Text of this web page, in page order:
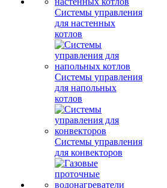
Системы управления
для настенных
котлов
Системы управления
для напольных
котлов
Системы управления
для конвекторов